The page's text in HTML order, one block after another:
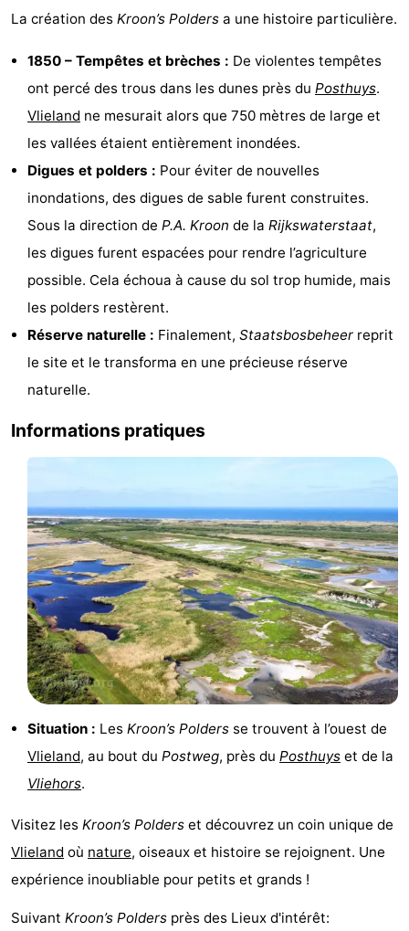
La création des Kroon’s Polders a une histoire particulière.
1850 – Tempêtes et brèches : De violentes tempêtes
ont percé des trous dans les dunes près du Posthuys.
Vlieland ne mesurait alors que 750 mètres de large et
les vallées étaient entièrement inondées.
Digues et polders : Pour éviter de nouvelles
inondations, des digues de sable furent construites.
Sous la direction de P.A. Kroon de la Rijkswaterstaat,
les digues furent espacées pour rendre l’agriculture
possible. Cela échoua à cause du sol trop humide, mais
les polders restèrent.
Réserve naturelle : Finalement, Staatsbosbeheer reprit
le site et le transforma en une précieuse réserve
naturelle.
Informations pratiques
Situation : Les Kroon’s Polders se trouvent à l’ouest de
Vlieland, au bout du Postweg, près du Posthuys et de la
Vliehors.
Visitez les Kroon’s Polders et découvrez un coin unique de
Vlieland où nature, oiseaux et histoire se rejoignent. Une
expérience inoubliable pour petits et grands !
Suivant Kroon’s Polders près des Lieux d'intérêt: